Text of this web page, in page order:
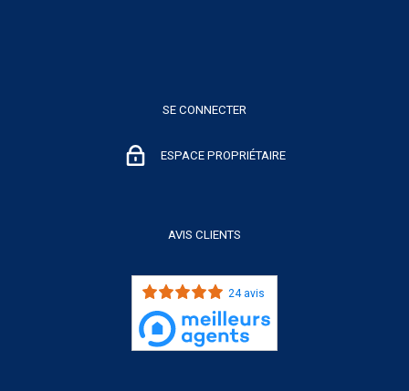
SE CONNECTER
ESPACE PROPRIÉTAIRE
AVIS CLIENTS
24 avis